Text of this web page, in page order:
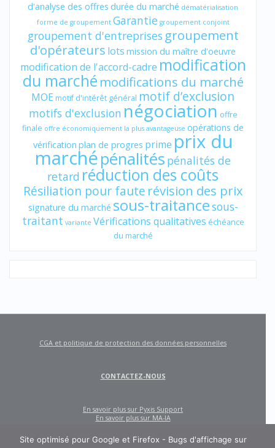
d'analyse des offres durée du marché dématérialisation
forme de groupement Garantie groupement conjoint
groupement d'entreprises groupement
d'opérateurs lots mission du maître d'oeuvre
modification de l'accord-cadre modification
du marché modifications du marché
MOE motif d'intérêt général motif d’exclusion
motifs d'exclusion négociation offre
finale offre économiquement la plus avantageuse opérations de
vérification plan de progres prime prix du
marchépénalités pénalités de
retard réduction des coûts
Résiliation pour faute révision des prix
signature du marché sous-traitancesous-
traitant variante Vérifications qualitatives échéance
du marché
CGA et politique de protection des données personnelles
CONTACTEZ-NOUS
En savoir plus sur Pyxis Support
En savoir plus sur MA-IA
Site optimisé pour Google et Firefox - Bugs d'affichage sur